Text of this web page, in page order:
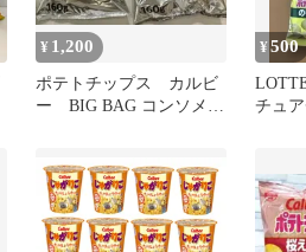
¥ 1,200
ポテトチップス カルビ
ー BIG BAG コンソメパ
¥500
チュ